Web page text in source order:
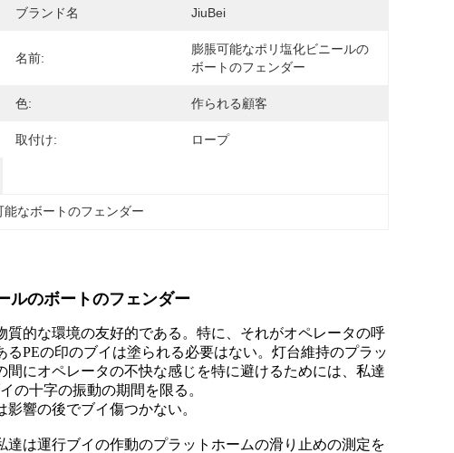
ブランド名 JiuBei
名前:
膨脹可能なポリ塩化ビニールの
ボートのフェンダー
色: 作られる顧客
取付け: ロープ
能なボートのフェンダー
ルのボートのフェンダー
的な環境の友好的である。特に、それがオペレータの呼
PEの印のブイは塗られる必要はない。灯台維持のプラッ
にオペレータの不快な感じを特に避けるためには、私達
の十字の振動の期間を限る。
響の後でブイ傷つかない。
は運行ブイの作動のプラットホームの滑り止めの測定を